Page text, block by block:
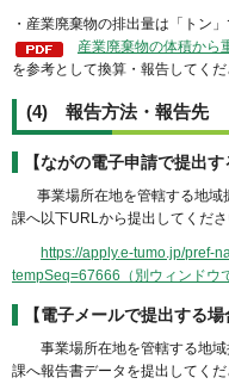
・産業廃棄物の排出量は「トン
産業廃棄物の体積から
を参考として換算・報告してくだ
(4) 報告方法・報告先
【ながの電子申請で提出す
事業場所在地を管轄する地域
課へ以下URLから提出してくださ
https://apply.e-tumo.jp/pref-
tempSeq=67666（別ウィンドウ
【電子メールで提出する場
事業場所在地を管轄する地域
課へ報告書データを提出してくだ